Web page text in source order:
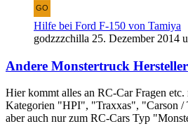
Hilfe bei Ford F-150 von Tamiya
godzzzchilla 25. Dezember 2014
Andere Monstertruck Hersteller
Hier kommt alles an RC-Car Fragen
Kategorien "HPI", "Traxxas", "Carson /
aber auch nur zum RC-Cars Typ